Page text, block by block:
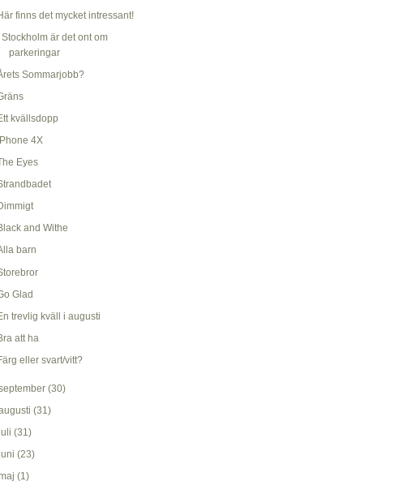
finns det mycket intressant!
Stockholm är det ont om
parkeringar
Sommarjobb?
kvällsdopp
4X
Eyes
and Withe
barn
Glad
trevlig kväll i augusti
att ha
eller svart/vitt?
(30)
(31)
(31)
(23)
(1)